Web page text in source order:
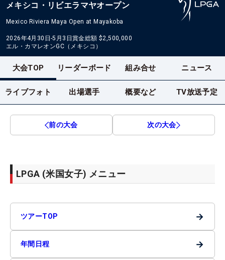
メキシコ・リビエラマヤオープン
Mexico Riviera Maya Open at Mayakoba
2026年4月30日-5月3日賞金総額 $2,500,000
エル・カマレオンGC（メキシコ）
大会TOP リーダーボード 組み合せ ニュース
ライブフォト 出場選手 概要など TV放送予定
前の大会 次の大会
LPGA (米国女子) メニュー
ツアーTOP →
年間日程 →